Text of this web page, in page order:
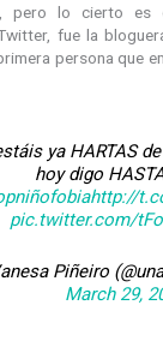
pero lo cierto es
fue la
primera persona que
ya HARTAS
hoy digo
http://
pic.twitter.com/
Piñeiro
March 29,